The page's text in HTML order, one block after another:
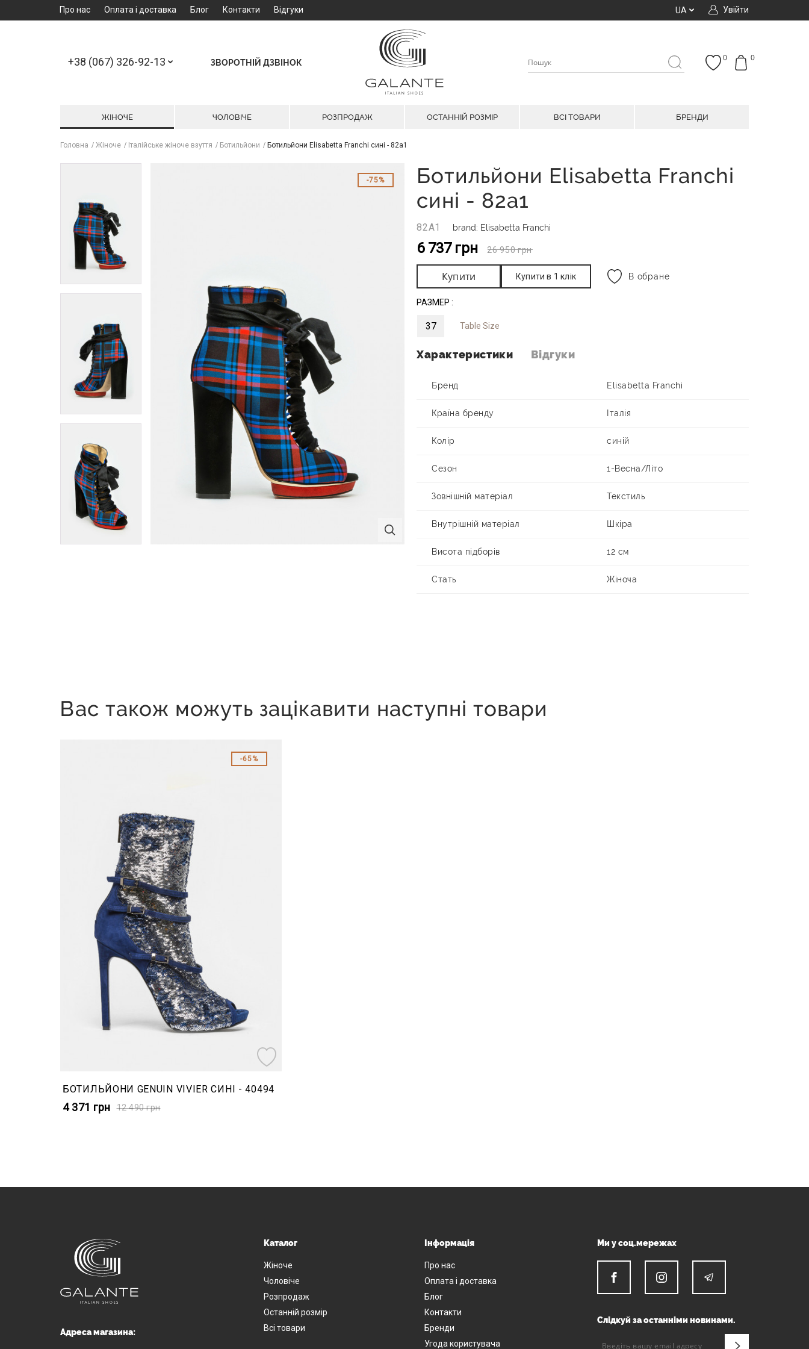
Про нас Оплата і доставка Блог Контакти Відгуки Увійти
UA
+38 (067) 326-92-13 ЗВОРОТНІЙ ДЗВІНОК
0
0
ЖІНОЧЕ ЧОЛОВІЧЕ РОЗПРОДАЖ ОСТАННІЙ РОЗМІР ВСІ ТОВАРИ БРЕНДИ
Головна Жіноче Італійське жіноче взуття Ботильйони Ботильйони Elisabetta Franchi сині - 82a1
75%
Ботильйони Elisabetta Franchi
сині - 82a1
82A1 brand: Elisabetta Franchi
6 737 грн 26 950грн
Купити Купити в 1 клік В обране
РАЗМЕР :
37 Table Size
Характеристики Відгуки
Бренд Elisabetta Franchi
Країна бренду Італія
Колір синій
Сезон 1-Весна/Літо
Зовнішній матеріал Текстиль
Внутрішній матеріал Шкіра
Висота підборів 12 см
Стать Жіноча
Вас також можуть зацікавити наступні товари
65%
БОТИЛЬЙОНИ GENUIN VIVIER СИНІ - 40494
4 371 грн 12 490грн
Адреса магазина:
Каталог
Жіноче
Чоловіче
Розпродаж
Останній розмір
Всі товари
Інформація
Про нас
Оплата і доставка
Блог
Контакти
Бренди
Угода користувача
Ми у соц.мережах
Слідкуй за останніми новинами.